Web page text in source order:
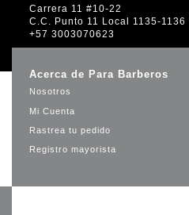
Carrera 11 #10-22
C.C. Punto 11 Local 1135-1136
+57 3003070623
Acerca de Para Barberos
Nosotros
Mi Cuenta
Rastrea tu pedido
Registro mayorista